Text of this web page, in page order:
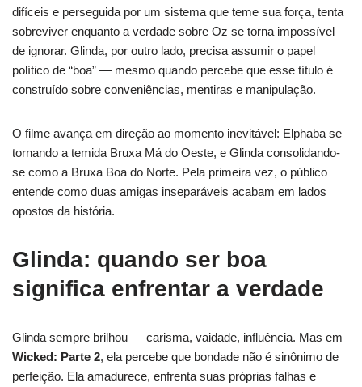
difíceis e perseguida por um sistema que teme sua força, tenta
sobreviver enquanto a verdade sobre Oz se torna impossível
de ignorar. Glinda, por outro lado, precisa assumir o papel
político de “boa” — mesmo quando percebe que esse título é
construído sobre conveniências, mentiras e manipulação.
O filme avança em direção ao momento inevitável: Elphaba se
tornando a temida Bruxa Má do Oeste, e Glinda consolidando-
se como a Bruxa Boa do Norte. Pela primeira vez, o público
entende como duas amigas inseparáveis acabam em lados
opostos da história.
Glinda: quando ser boa
significa enfrentar a verdade
Glinda sempre brilhou — carisma, vaidade, influência. Mas em
Wicked: Parte 2, ela percebe que bondade não é sinônimo de
perfeição. Ela amadurece, enfrenta suas próprias falhas e